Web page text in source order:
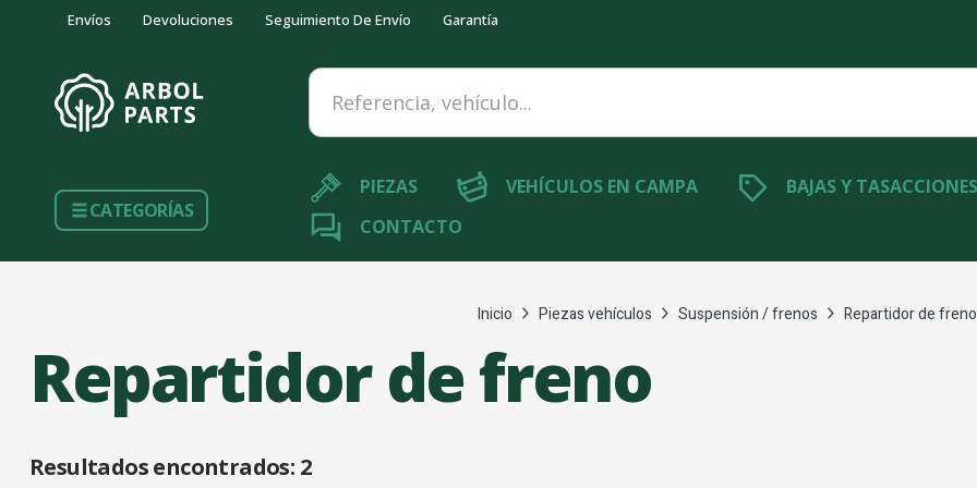
Envíos Devoluciones Seguimiento De Envío Garantía
Referencia, vehículo...
CATEGORÍAS
PIEZAS VEHÍCULOS EN CAMPA BAJAS Y TASACCIONES
CONTACTO
Inicio Piezas vehículos Suspensión / frenos Repartidor de freno
Repartidor de freno
Resultados encontrados: 2